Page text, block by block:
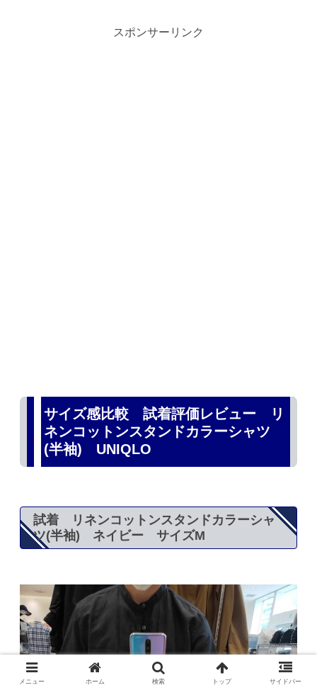
スポンサーリンク
サイズ感比較 試着評価レビュー リ
ネンコットンスタンドカラーシャツ
(半袖) UNIQLO
試着 リネンコットンスタンドカラーシャ
ツ(半袖) ネイビー サイズM
メニュー ホーム 検索 トップ サイドバー